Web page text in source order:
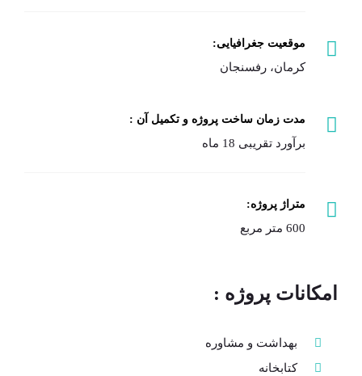
موقعیت جغرافیایی:
کرمان، رفسنجان
مدت زمان ساخت پروژه و تکمیل آن :
برآورد تقریبی 18 ماه
متراژ پروژه:
600 متر مربع
امکانات پروژه :
بهداشت و مشاوره
کتابخانه